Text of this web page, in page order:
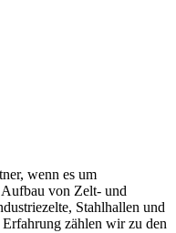
wenn es um
von Zelt- und
Stahlhallen und
zählen wir zu den